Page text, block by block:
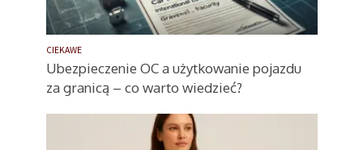
CIEKAWE
Ubezpieczenie OC a użytkowanie pojazdu
za granicą – co warto wiedzieć?